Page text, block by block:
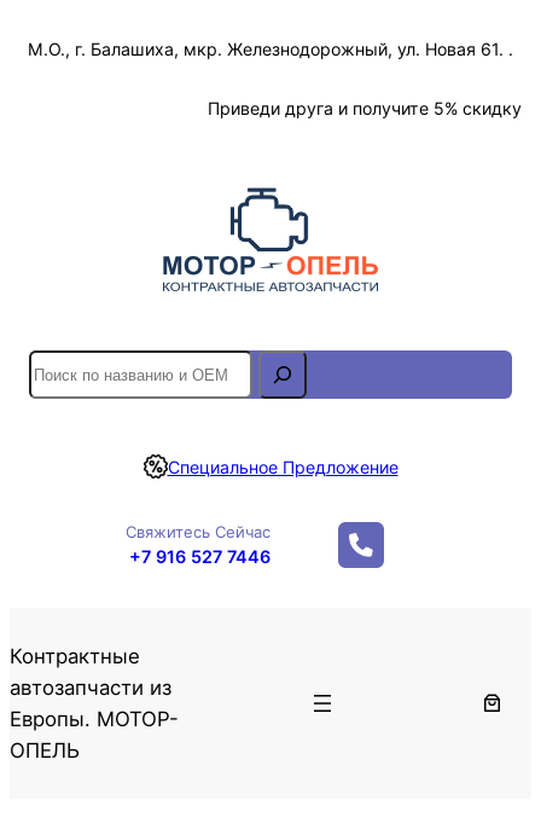
М.О., г. Балашиха, мкр. Железнодорожный, ул. Новая 61. .
Приведи друга и получите 5% скидку
S
e
r
Специальное Предложение
Свяжитесь Сейчас
+7 916 527 7446
Контрактные
автозапчасти из
Европы. МОТОР-
ОПЕЛЬ